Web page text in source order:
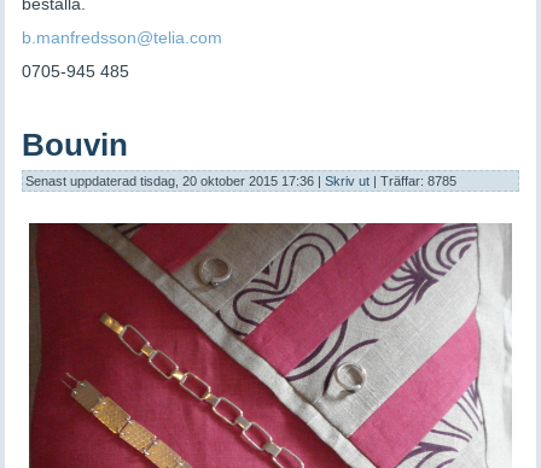
b.manfredsson@telia.com
0705-945 485
Bouvin
Senast uppdaterad tisdag, 20 oktober 2015 17:36 |Skriv ut | Träffar: 8785